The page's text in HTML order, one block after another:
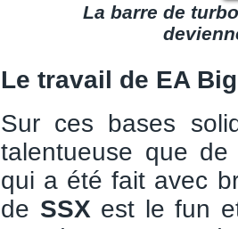
La barre de
Le travail de EA Big
Sur ces bases
talentueuse que
qui a été fait avec
de SSX est le fun